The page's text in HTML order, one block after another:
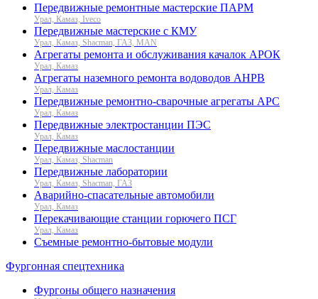
Передвижные ремонтные мастерские ПАРМ
Урал, Камаз, Iveco
Передвижные мастерские с КМУ
Урал, Камаз, Shacman, ГАЗ, MAN
Агрегаты ремонта и обслуживания качалок АРОК
Урал, Камаз
Агрегаты наземного ремонта водоводов АНРВ
Урал, Камаз
Передвижные ремонтно-сварочные агрегаты АРС
Урал, Камаз
Передвижные электростанции ПЭС
Урал, Камаз
Передвижные маслостанции
Урал, Камаз, Shacman
Передвижные лаборатории
Урал, Камаз, Shacman, ГАЗ
Аварийно-спасательные автомобили
Урал, Камаз
Перекачивающие станции горючего ПСГ
Урал, Камаз
Съемные ремонтно-бытовые модули
Фургонная спецтехника
Фургоны общего назначения